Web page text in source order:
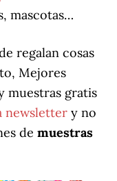
mascotas…
regalan cosas
Mejores
muestras gratis
newsletter y no
demuestras